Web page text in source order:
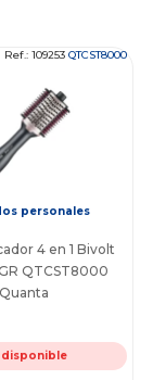
Ref.: 109253 QTCST8000
personales
4 en 1 Bivolt
QTCST8000
Quanta
disponible